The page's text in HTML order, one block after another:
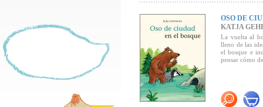
OSO DE
KATJA
La vuelta al
lleno de las
el bosque e
pensar cómo